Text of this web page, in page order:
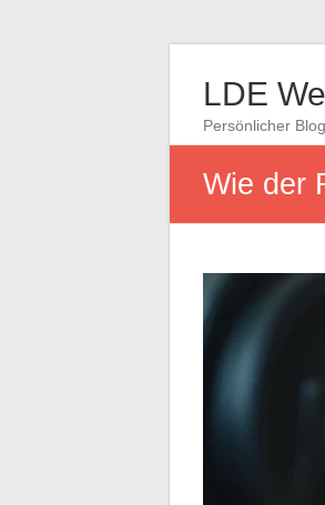
LDE
Persönlicher Blog
Wie der